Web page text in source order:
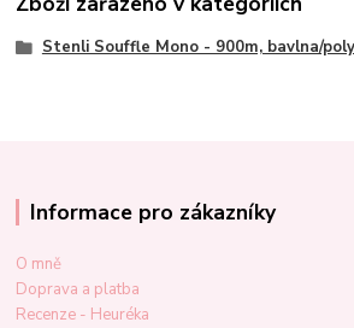
Stenli Souffle Mono - 900m, bavlna/
Informace pro zákazníky
O mně
Doprava a platba
Recenze - Heuréka